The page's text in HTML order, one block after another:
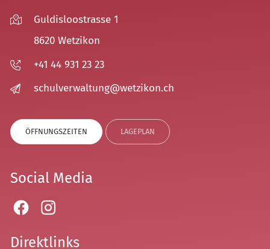
Guldisloostrasse 1
8620 Wetzikon
+41 44 931 23 23
sch lv rw lt ng w tz k n ch
ÖFFNUNGSZEITEN LAGEPLAN
Social Media
Direktlinks